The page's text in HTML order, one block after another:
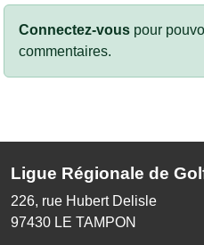
Connectez-vous pour
commentaires.
Ligue Régionale de
226, rue Hubert Delisle
97430 LE TAMPON